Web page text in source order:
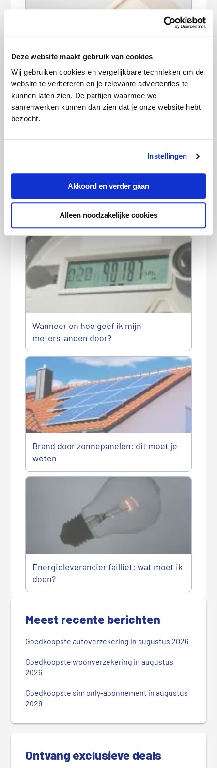
Deze website maakt gebruik van cookies
Wij gebruiken cookies en vergelijkbare technieken om de
website te verbeteren en je relevante advertenties te
kunnen laten zien. De partijen waarmee we
samenwerken kunnen dan zien dat je onze website hebt
bezocht.
Instellingen
Akkoord en verder gaan
Alleen noodzakelijke cookies
Goedkoopste energieleverancier
augustus 2026
Gasprijs bereikt hoogste niveau in 3,5
jaar: loont overstappen nog?
Wanneer en hoe geef ik mijn
meterstanden door?
Brand door zonnepanelen: dit moet je
weten
Energieleverancier failliet: wat moet ik
doen?
d
Meest recente berichten
Goedkoopste autoverzekering in augustus 2026
Goedkoopste woonverzekering in augustus
2026
Goedkoopste sim only-abonnement in augustus
2026
Ontvang exclusieve deals